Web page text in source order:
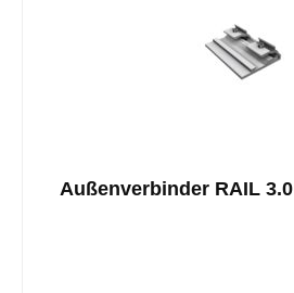
Außenverbinder RAIL 3.0